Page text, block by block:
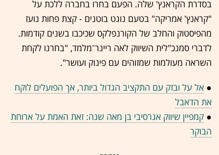
בסדרת הקראנץ' שלה. הפעם בחרו בחברה ללכת על
"קראנץ' אמריקה" בטעם נוגט בוטנים - קצת פחות נועז
מהפיסטוק והחלב של הקורנפלקס שכיכבו בשנים קודמות.
לדברי סמנכ"לית השיווק לאה ריינר־מלמד, "בחרנו לקחת
השראה מעולמות שמזוהים עם פינוק ועושר".
● אל על ובזק עם התקציב הגדול ביותר, אך הפועלים לוקח
את הדאבל
● קמפיין שיווק אגרסיבי בן מאה שנה: זאת האמת על ארוחת
הבוקר